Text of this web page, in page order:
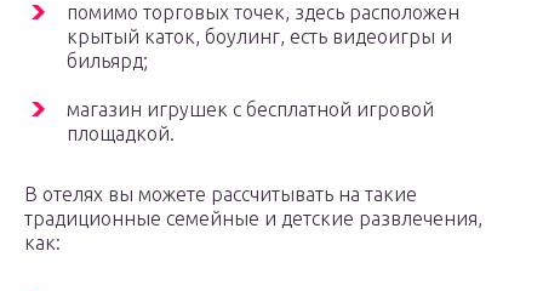
помимо торговых точек, здесь расположен
крытый каток, боулинг, есть видеоигры и
бильярд;
магазин игрушек с бесплатной игровой
площадкой.
В отелях вы можете рассчитывать на такие
традиционные семейные и детские развлечения,
как: